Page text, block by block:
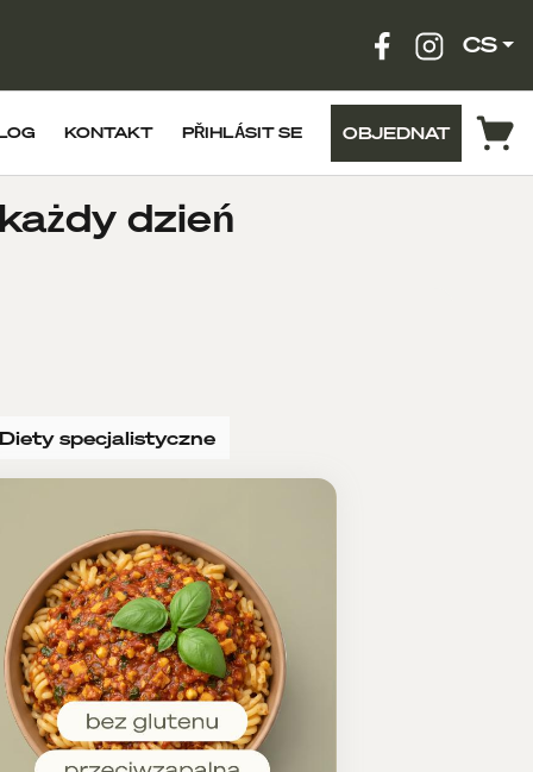
CS
KONTAKT PŘIHLÁSIT SE OBJEDNAT
dzień
specjalistyczne